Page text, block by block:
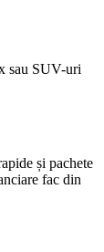
sau SUV-uri
și pachete
fac din